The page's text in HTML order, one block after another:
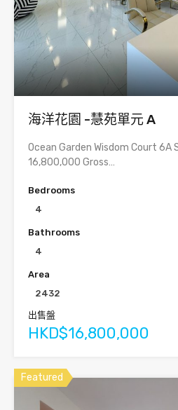
海洋花園 -慧苑單元 A
Ocean Garden Wisdom Court 6A
16,800,000 Gross…
Bedrooms
4
Bathrooms
4
Area
2432
出售盤
HKD$16,800,000
Featured